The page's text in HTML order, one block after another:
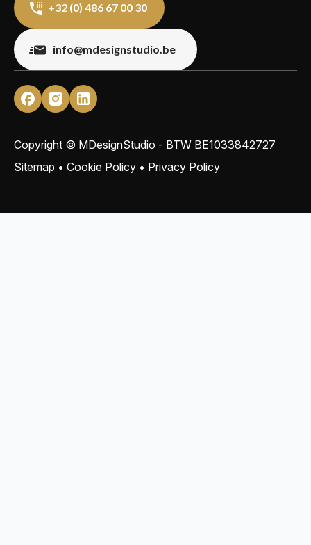
+32 (0) 486 67 00 30
info@mdesignstudio.be
Copyright © MDesignStudio - BTW BE1033842727
Sitemap • Cookie Policy • Privacy Policy